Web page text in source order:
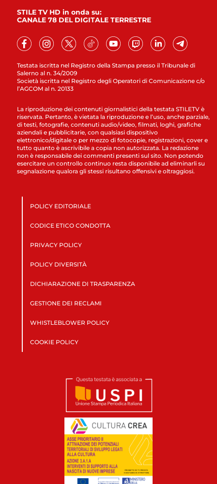
Testata iscritta nel Registro della Stampa presso il Tribunale di
Salerno al n. 34/2009
Società iscritta nel Registro degli Operatori di Comunicazione c/o
l’AGCOM al n. 20133
STILE TV HD in onda su:
CANALE 78 DEL DIGITALE TERRESTRE
La riproduzione dei contenuti giornalistici della testata STILETV è
riservata. Pertanto, è vietata la riproduzione e l’uso, anche parziale,
di testi, fotografie, contenuti audio/video, filmati, loghi, grafiche
aziendali e pubblicitarie, con qualsiasi dispositivo
elettronico/digitale o per mezzo di fotocopie, registrazioni, cover e
tutto quanto è ascrivibile a copia non autorizzata. La redazione
non è responsabile dei commenti presenti sul sito. Non potendo
esercitare un controllo continuo resta disponibile ad eliminarli su
segnalazione qualora gli stessi risultano offensivi e oltraggiosi.
POLICY EDITORIALE
CODICE ETICO CONDOTTA
PRIVACY POLICY
POLICY DIVERSITÀ
DICHIARAZIONE DI TRASPARENZA
GESTIONE DEI RECLAMI
WHISTLEBLOWER POLICY
COOKIE POLICY